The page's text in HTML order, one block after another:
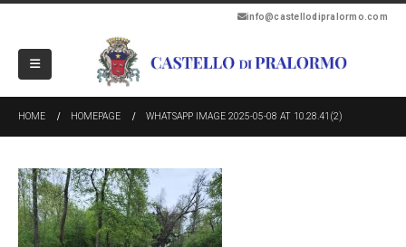
info@castellodipralormo.com
HOME HOMEPAGE WHATSAPP IMAGE 2025-05-08 AT 10.28.41(2)